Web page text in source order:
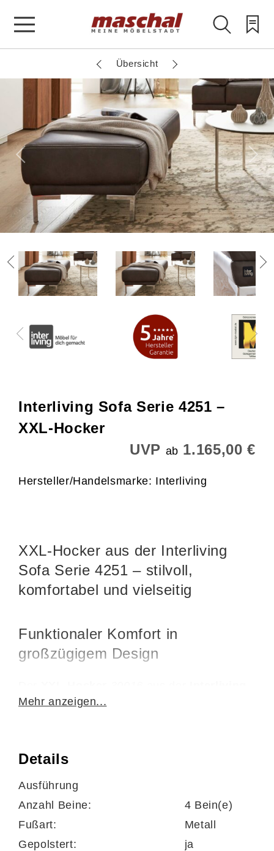
Übersicht
Interliving Sofa Serie 4251 –
XXL-Hocker
UVP ab 1.165,00 €
Hersteller/Handelsmarke: Interliving
XXL-Hocker aus der Interliving
Sofa Serie 4251 – stilvoll,
komfortabel und vielseitig
Funktionaler Komfort in
großzügigem Design
Sofa Serie 4251ist die perfekte Ergänzung
bietet der Hocker vielfältige
Einsatzmöglichkeiten: als bequeme
Fußablage, zusätzliche Sitzgelegenheit oder
als stilvolle Ablagefläche – zum Beispiel in
Kombination mit einem Tablett als
Mehr anzeigen...
Details
Ausführung
Anzahl Beine:
4 Bein(e)
Fußart:
Metall
Gepolstert:
ja